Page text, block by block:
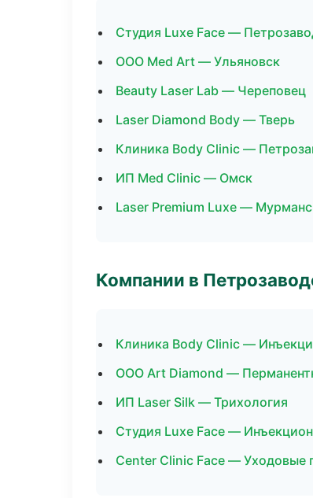
Студия Luxe Face —
ООО Med Art — Ульяновск
Beauty Laser Lab — Череповец
Laser Diamond Body — Тверь
Клиника Body Clinic —
ИП Med Clinic — Омск
Laser Premium Luxe —
Компании в
Клиника Body Clinic —
ООО Art Diamond —
ИП Laser Silk — Трихология
Студия Luxe Face —
Center Clinic Face — Уходовые